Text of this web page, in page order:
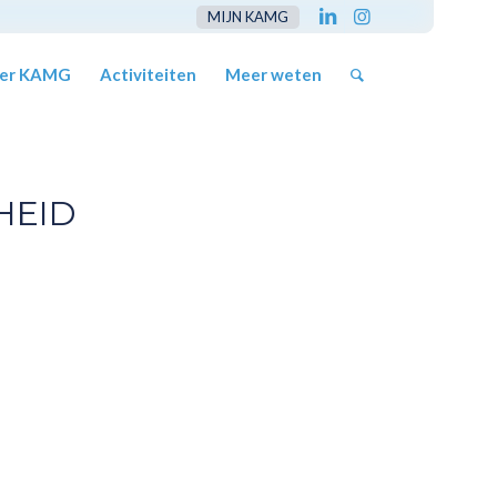
MIJN KAMG
KAMG Activiteiten Meer weten